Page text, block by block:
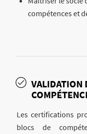
compétences et
VALIDATION
Les certifications
blocs de